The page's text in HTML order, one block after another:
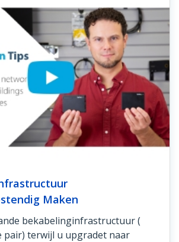
Maken
bekabelinginfrastructuur (
pair) terwijl u upgradet naar